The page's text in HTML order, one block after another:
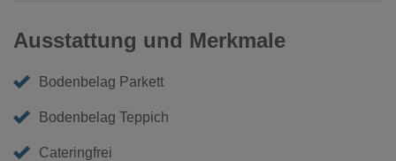
Ausstattung und Merkmale
Bodenbelag Parkett
Bodenbelag Teppich
Cateringfrei